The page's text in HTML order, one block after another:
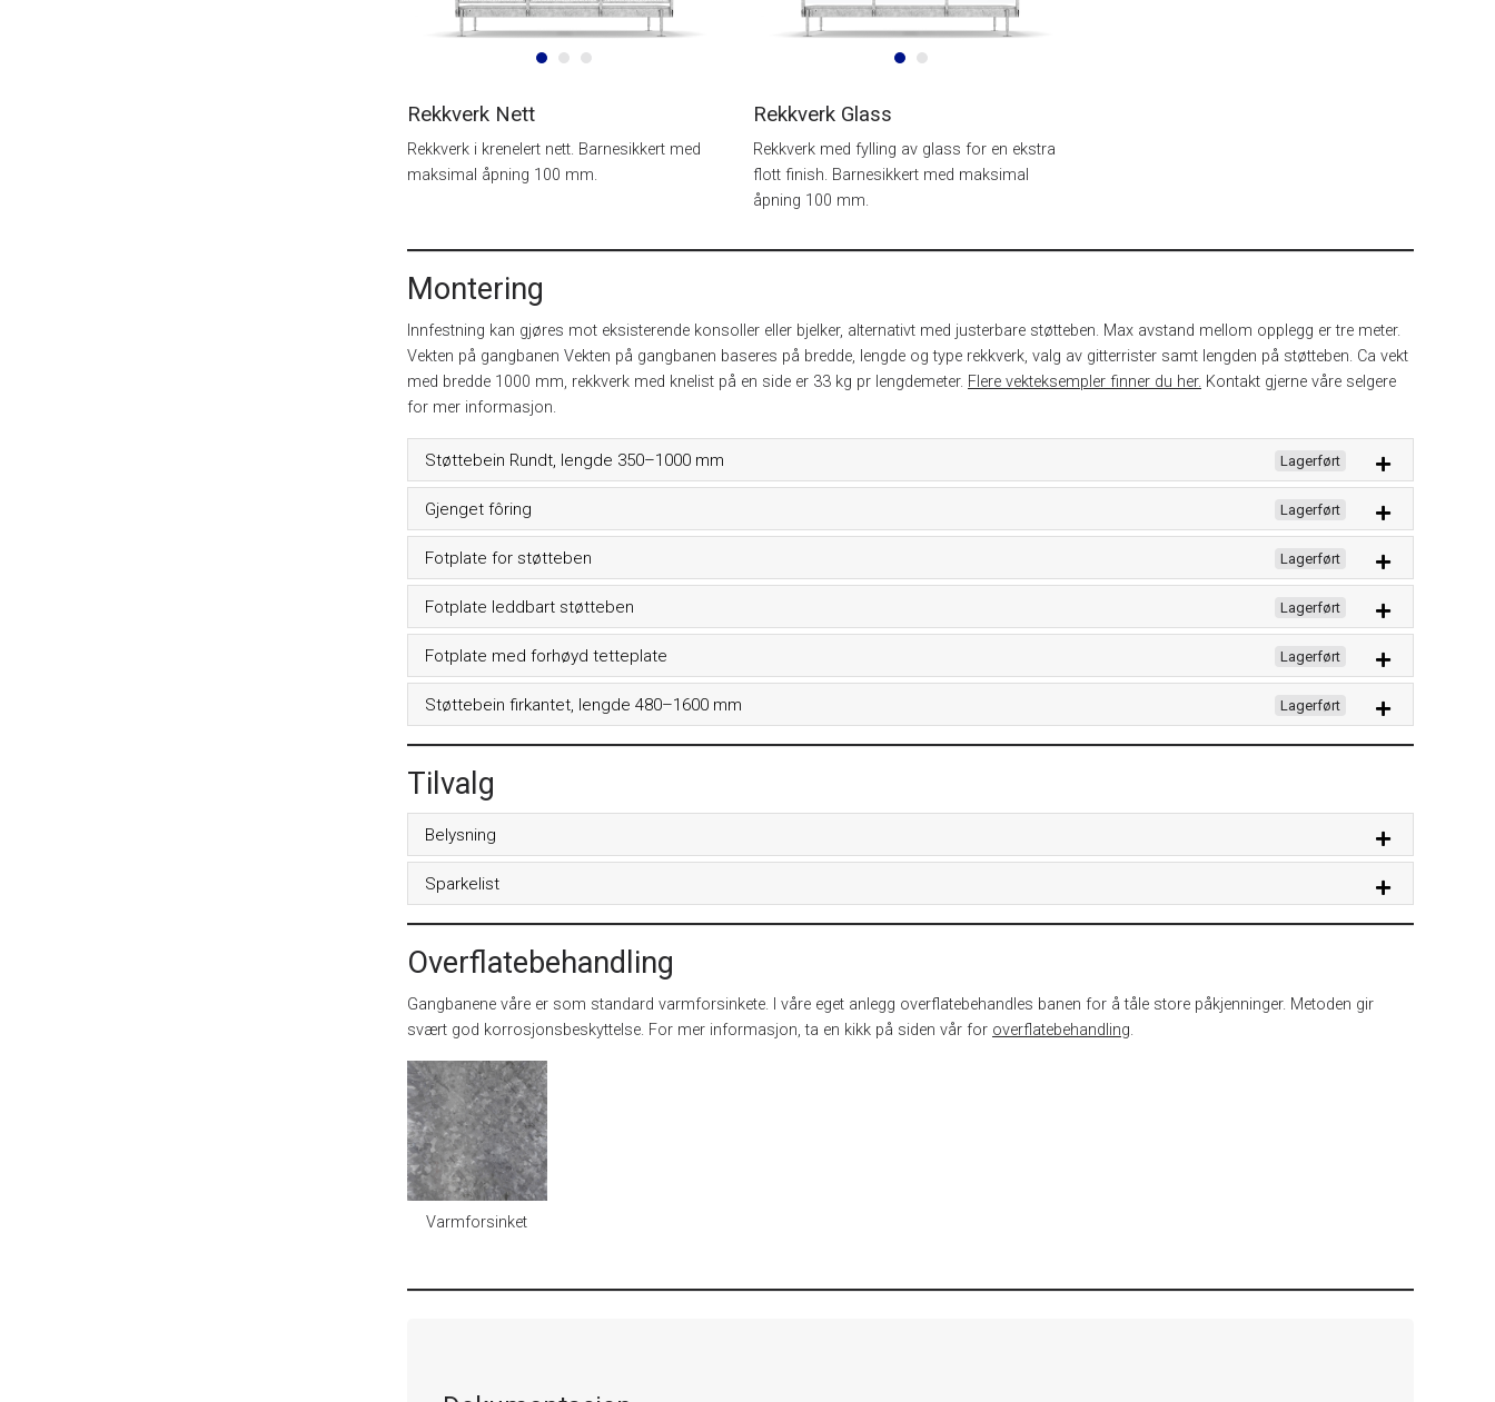
Rekkverk Nett
Rekkverk i krenelert nett. Barnesikkert med
maksimal åpning 100 mm.
Rekkverk Glass
Rekkverk med fylling av glass for en ekstra
flott finish. Barnesikkert med maksimal
åpning 100 mm.
Montering
Innfestning kan gjøres mot eksisterende konsoller eller bjelker, alternativt med justerbare støtteben. Max avstand mellom opplegg er tre meter.
Vekten på gangbanen Vekten på gangbanen baseres på bredde, lengde og type rekkverk, valg av gitterrister samt lengden på støtteben. Ca vekt
med bredde 1000 mm, rekkverk med knelist på en side er 33 kg pr lengdemeter. Flere vekteksempler finner du her. Kontakt gjerne våre selgere
for mer informasjon.
Støttebein Rundt, lengde 350–1000 mm Lagerført
Gjenget fôring Lagerført
Fotplate for støtteben Lagerført
Fotplate leddbart støtteben Lagerført
Fotplate med forhøyd tetteplate Lagerført
Støttebein firkantet, lengde 480–1600 mm Lagerført
Tilvalg
Belysning
Sparkelist
Overflatebehandling
Gangbanene våre er som standard varmforsinkete. I våre eget anlegg overflatebehandles banen for å tåle store påkjenninger. Metoden gir
svært god korrosjonsbeskyttelse. For mer informasjon, ta en kikk på siden vår for overflatebehandling.
Varmforsinket